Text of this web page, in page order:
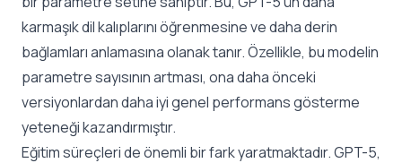
karmaşık dil kalıplarını öğrenmesine ve daha derin
bağlamları anlamasına olanak tanır. Özellikle, bu modelin
parametre sayısının artması, ona daha önceki
versiyonlardan daha iyi genel performans gösterme
yeteneği kazandırmıştır.
Eğitim süreçleri de önemli bir fark yaratmaktadır. GPT-5,